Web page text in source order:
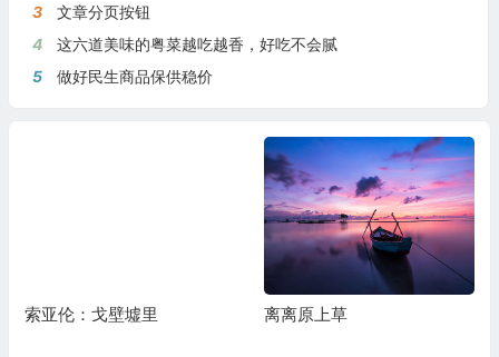
3
文章分页按钮
4
这六道美味的粤菜越吃越香，好吃不会腻
5
做好民生商品保供稳价
索亚伦：戈壁墟里 离离原上草